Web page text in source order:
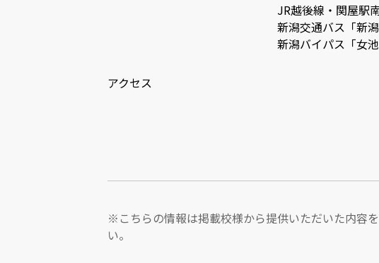
アクセス
JR越後線・関屋駅
新潟交通バス「新
新潟バイパス「女
※こちらの情報は掲載校様から提供いただいた内容
い。